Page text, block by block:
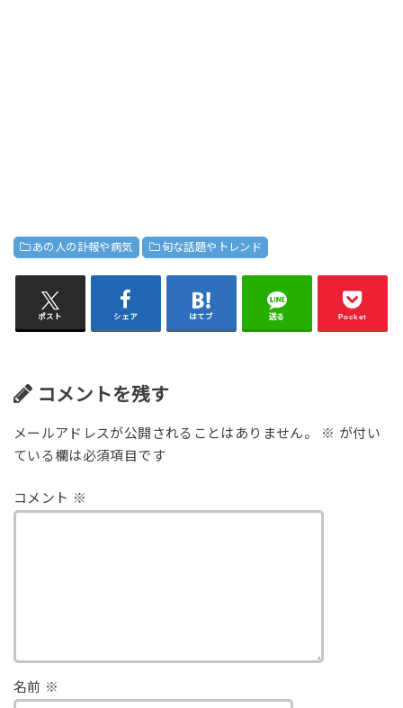
あの人の訃報や病気 旬な話題やトレンド
ポスト シェア はてブ 送る Pocket
コメントを残す
メールアドレスが公開されることはありません。 ※ が付い
ている欄は必須項目です
コメント ※
名前 ※